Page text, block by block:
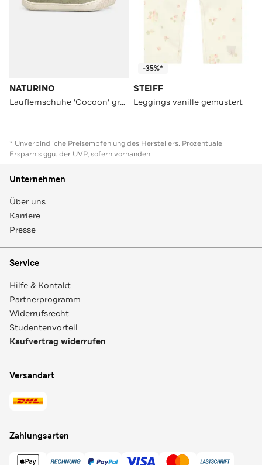
NATURINO
Lauflernschuhe 'Cocoon' graugrün
-35%*
STEIFF
Leggings vanille gemustert
* Unverbindliche Preisempfehlung des Herstellers. Prozentuale
Ersparnis ggü. der UVP, sofern vorhanden
Unternehmen
Über uns
Karriere
Presse
Service
Hilfe & Kontakt
Partnerprogramm
Widerrufsrecht
Studentenvorteil
Kaufvertrag widerrufen
Versandart
Zahlungsarten